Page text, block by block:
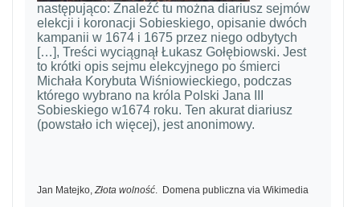
następująco: Znaleźć tu można diariusz sejmów
elekcji i koronacji Sobieskiego, opisanie dwóch
kampanii w 1674 i 1675 przez niego odbytych
[…], Treści wyciągnął Łukasz Gołębiowski. Jest
to krótki opis sejmu elekcyjnego po śmierci
Michała Korybuta Wiśniowieckiego, podczas
którego wybrano na króla Polski Jana III
Sobieskiego w1674 roku. Ten akurat diariusz
(powstało ich więcej), jest anonimowy.
Jan Matejko,Złota wolność . Domena publiczna via Wikimedia